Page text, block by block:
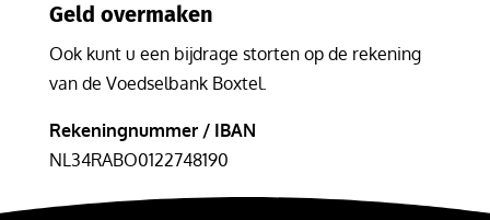
Geld overmaken
Ook kunt u een bijdrage storten op de rekening
van de Voedselbank Boxtel.
Rekeningnummer / IBAN
NL34RABO0122748190